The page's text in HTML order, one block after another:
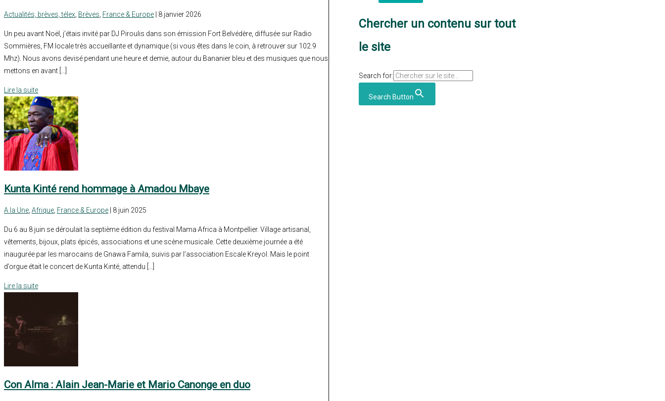
Actualités, brèves, télex Brèves France & Europe | 8 janvier 2026
Un peu avant Noël, j’étais invité par DJ Piroulis dans son émission Fort Belvédère, diffusée sur Radio
Sommières, FM locale très accueillante et dynamique (si vous êtes dans le coin, à retrouver sur 102.9
Mhz). Nous avons devisé pendant une heure et demie, autour du Bananier bleu et des musiques que nous
mettons en avant […]
Lire la suite
Kunta Kinté rend hommage à Amadou Mbaye
A la Une Afrique France & Europe | 8 juin 2025
Du 6 au 8 juin se déroulait la septième édition du festival Mama Africa à Montpellier. Village artisanal,
vêtements, bijoux, plats épicés, associations et une scène musicale. Cette deuxième journée a été
inaugurée par les marocains de Gnawa Famila, suivis par l’association Escale Kreyol. Mais le point
d’orgue était le concert de Kunta Kinté, attendu […]
Lire la suite
Con Alma : Alain Jean-Marie et Mario Canonge en duo
Chercher un contenu sur tout
le site
Search for:
Search Button